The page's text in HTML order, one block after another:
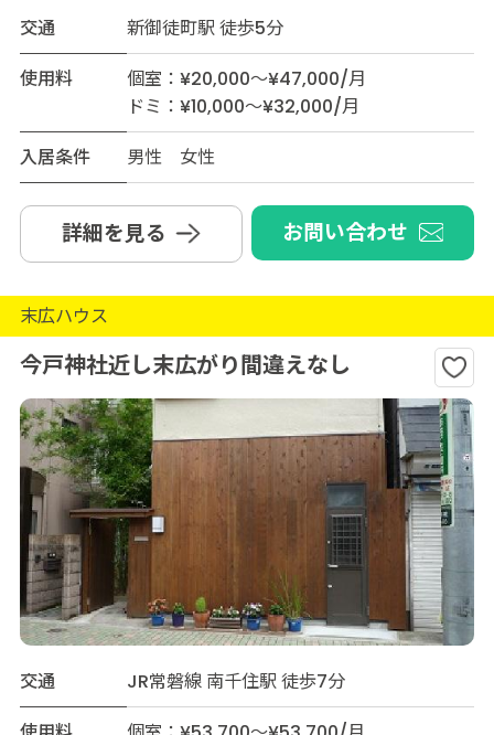
交通
新御徒町駅 徒歩5分
使用料
個室：¥20,000～¥47,000/月
ドミ：¥10,000～¥32,000/月
入居条件
男性 女性
詳細を見る お問い合わせ
末広ハウス
今戸神社近し末広がり間違えなし
交通
JR常磐線 南千住駅 徒歩7分